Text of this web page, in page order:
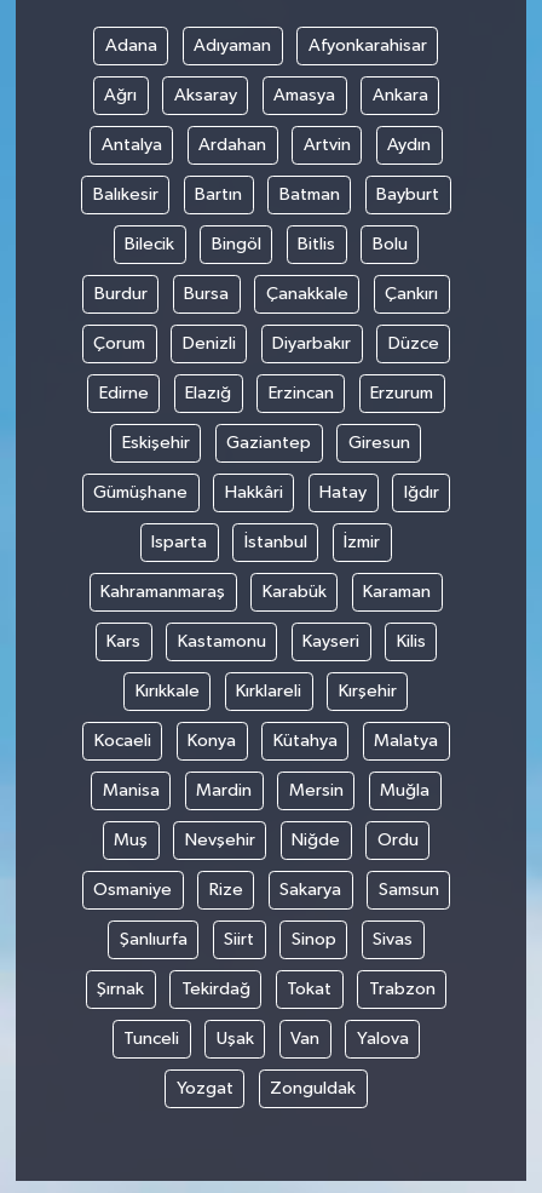
Adana Adıyaman Afyonkarahisar
Ağrı Aksaray Amasya Ankara
Antalya Ardahan Artvin Aydın
Balıkesir Bartın Batman Bayburt
Bilecik Bingöl Bitlis Bolu
Burdur Bursa Çanakkale Çankırı
Çorum Denizli Diyarbakır Düzce
Edirne Elazığ Erzincan Erzurum
Eskişehir Gaziantep Giresun
Gümüşhane Hakkâri Hatay Iğdır
Isparta İstanbul İzmir
Kahramanmaraş Karabük Karaman
Kars Kastamonu Kayseri Kilis
Kırıkkale Kırklareli Kırşehir
Kocaeli Konya Kütahya Malatya
Manisa Mardin Mersin Muğla
Muş Nevşehir Niğde Ordu
Osmaniye Rize Sakarya Samsun
Şanlıurfa Siirt Sinop Sivas
Şırnak Tekirdağ Tokat Trabzon
Tunceli Uşak Van Yalova
Yozgat Zonguldak